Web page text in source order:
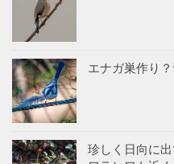
エナガ巣作り？
珍しく日向に